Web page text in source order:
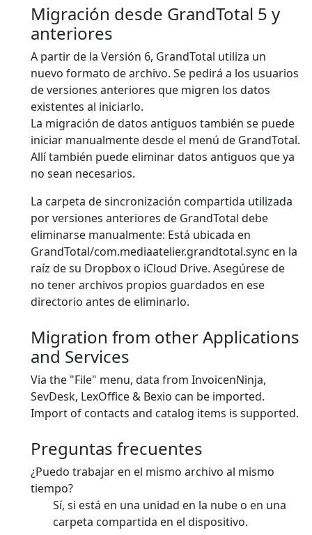
Migración desde GrandTotal 5 y
anteriores
A partir de la Versión 6, GrandTotal utiliza un
nuevo formato de archivo. Se pedirá a los usuarios
de versiones anteriores que migren los datos
existentes al iniciarlo.
La migración de datos antiguos también se puede
iniciar manualmente desde el menú de GrandTotal.
Allí también puede eliminar datos antiguos que ya
no sean necesarios.
La carpeta de sincronización compartida utilizada
por versiones anteriores de GrandTotal debe
eliminarse manualmente: Está ubicada en
GrandTotal/com.mediaatelier.grandtotal.sync en la
raíz de su Dropbox o iCloud Drive. Asegúrese de
no tener archivos propios guardados en ese
directorio antes de eliminarlo.
Migration from other Applications
and Services
Via the "File" menu, data from InvoicenNinja,
SevDesk, LexOffice & Bexio can be imported.
Import of contacts and catalog items is supported.
Preguntas frecuentes
¿Puedo trabajar en el mismo archivo al mismo
tiempo?
Sí, si está en una unidad en la nube o en una
carpeta compartida en el dispositivo.